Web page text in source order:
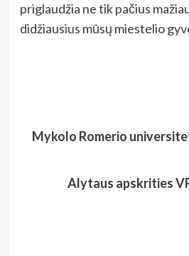
priglaudžia ne tik pačius
didžiausius mūsų miestelio
Mykolo Romerio
Alytaus apskrities